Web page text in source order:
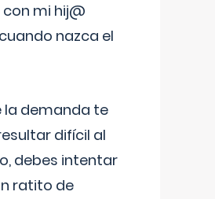
mi hij@
nazca el
la demanda te
difícil al
debes intentar
ratito de